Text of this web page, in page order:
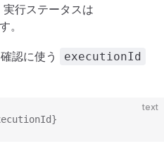
行ステータスは
。
認に使う executionId
text